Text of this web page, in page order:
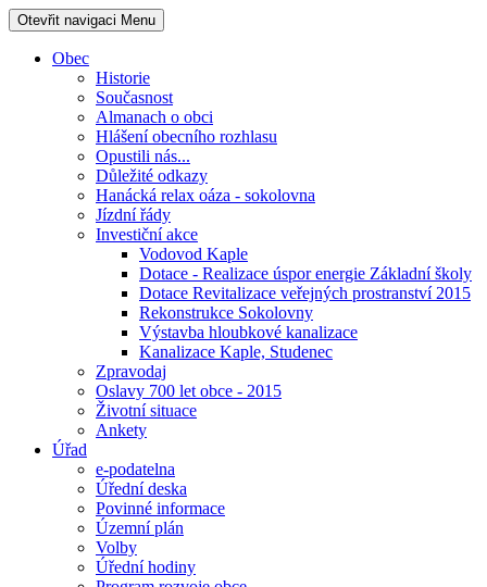
Otevřit navigaci Menu
Obec
Historie
Současnost
Almanach o obci
Hlášení obecního rozhlasu
Opustili nás...
Důležité odkazy
Hanácká relax oáza - sokolovna
Jízdní řády
Investiční akce
Vodovod Kaple
Dotace - Realizace úspor energie Základní školy
Dotace Revitalizace veřejných prostranství 2015
Rekonstrukce Sokolovny
Výstavba hloubkové kanalizace
Kanalizace Kaple, Studenec
Zpravodaj
Oslavy 700 let obce - 2015
Životní situace
Ankety
Úřad
e-podatelna
Úřední deska
Povinné informace
Územní plán
Volby
Úřední hodiny